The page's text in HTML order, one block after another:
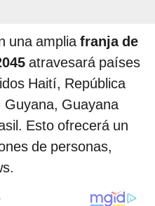
una amplia franja de
atravesará países
Haití, República
Guyana, Guayana
Esto ofrecerá un
de personas,